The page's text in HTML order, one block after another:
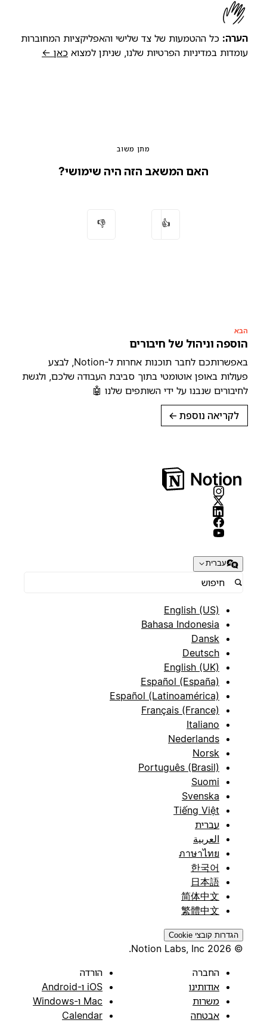
הערה: כל ההטמעות של צד שלישי והאפליקציות המחוברות
עומדות במדיניות הפרטיות שלנו, שניתן למצוא כאן ←
מתן משוב
האם המשאב הזה היה שימושי?
👍
👎
הבא
הוספה וניהול של חיבורים
באפשרותכם לחבר תוכנות אחרות ל-Notion, לבצע
פעולות באופן אוטומטי בתוך סביבת העבודה שלכם, ולגשת
לחיבורים שנבנו על ידי השותפים שלנו 🤖
לקריאה נוספת →
עברית
English (US)
Bahasa Indonesia
Dansk
Deutsch
English (UK)
Español (España)
Español (Latinoamérica)
Français (France)
Italiano
Nederlands
Norsk
Português (Brasil)
Suomi
Svenska
Tiếng Việt
עברית
العربية
ภาษาไทย
한국어
日本語
简体中文
繁體中文
הגדרות קובצי Cookie
© 2026 Notion Labs, Inc.
החברה
אודותינו
משרות
אבטחה
הורדה
iOS ו-Android
Mac ו-Windows
Calendar